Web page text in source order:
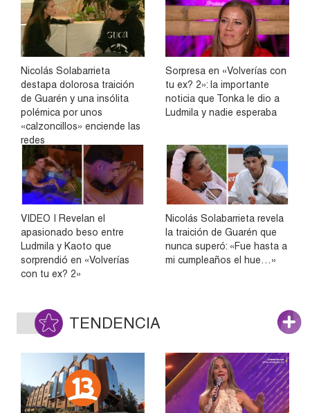
Nicolás Solabarrieta
destapa dolorosa traición
de Guarén y una insólita
polémica por unos
«calzoncillos» enciende las
redes
Sorpresa en «Volverías con
tu ex? 2»: la importante
noticia que Tonka le dio a
Ludmila y nadie esperaba
VIDEO | Revelan el
apasionado beso entre
Ludmila y Kaoto que
sorprendió en «Volverías
con tu ex? 2»
Nicolás Solabarrieta revela
la traición de Guarén que
nunca superó: «Fue hasta a
mi cumpleaños el hue…»
TENDENCIA